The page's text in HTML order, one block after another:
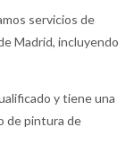
servicios de
Madrid, incluyendo
y tiene una
de pintura de